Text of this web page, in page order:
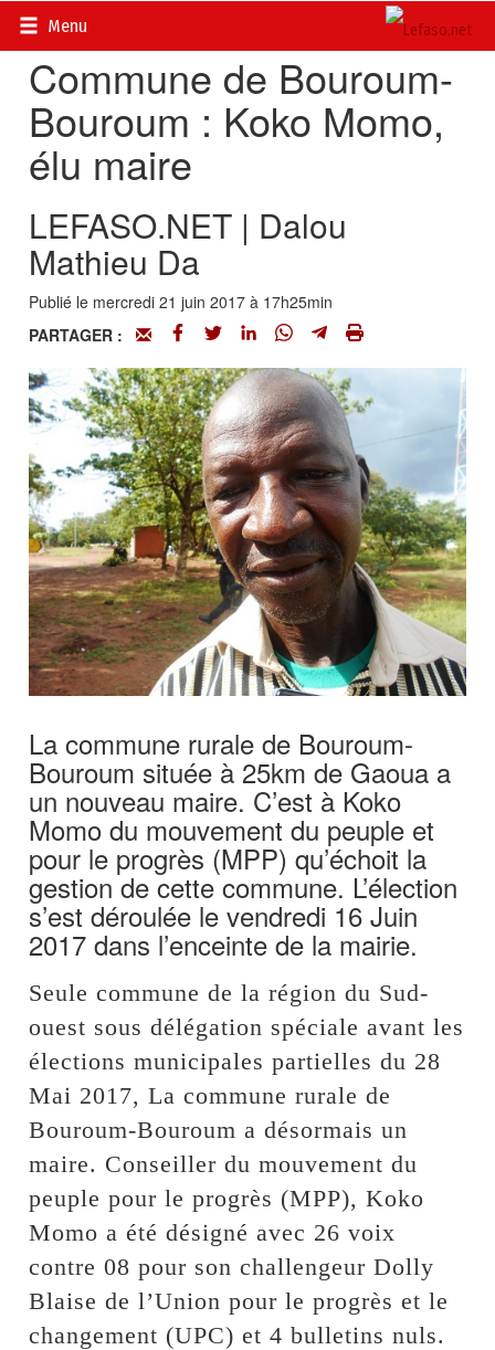
Menu
Accueil>
Commune de Bouroum-
Bouroum : Koko Momo,
élu maire
LEFASO.NET | Dalou
Mathieu Da
Publié le mercredi 21 juin 2017 à 17h25min
PARTAGER :
La commune rurale de Bouroum-
Bouroum située à 25km de Gaoua a
un nouveau maire. C’est à Koko
Momo du mouvement du peuple et
pour le progrès (MPP) qu’échoit la
gestion de cette commune. L’élection
s’est déroulée le vendredi 16 Juin
2017 dans l’enceinte de la mairie.
Seule commune de la région du Sud-
ouest sous délégation spéciale avant les
élections municipales partielles du 28
Mai 2017, La commune rurale de
Bouroum-Bouroum a désormais un
maire. Conseiller du mouvement du
peuple pour le progrès (MPP), Koko
Momo a été désigné avec 26 voix
contre 08 pour son challengeur Dolly
Blaise de l’Union pour le progrès et le
changement (UPC) et 4 bulletins nuls.